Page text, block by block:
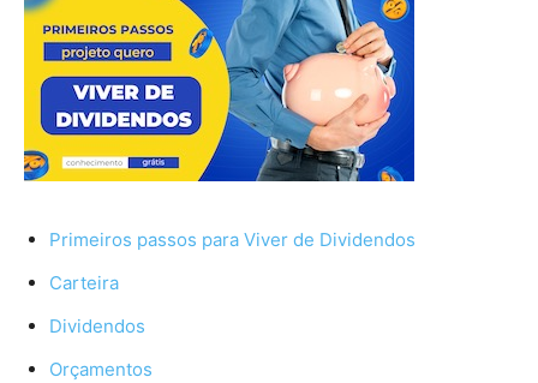
Primeiros passos para Viver de Dividendos
Carteira
Dividendos
Orçamentos